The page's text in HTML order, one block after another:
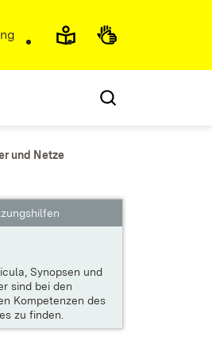
und Netze
Synopsen und
sind bei den
Kompetenzen des
zu finden.